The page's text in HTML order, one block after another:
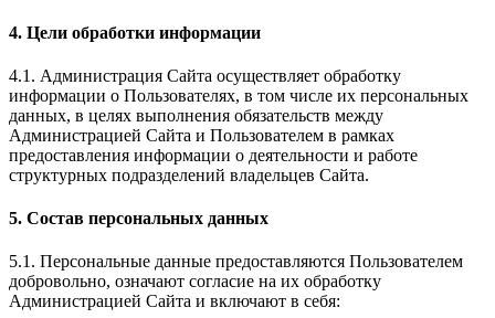
4. Цели обработки информации
4.1. Администрация Сайта осуществляет обработку
информации о Пользователях, в том числе их персональных
данных, в целях выполнения обязательств между
Администрацией Сайта и Пользователем в рамках
предоставления информации о деятельности и работе
структурных подразделений владельцев Сайта.
5. Состав персональных данных
5.1. Персональные данные предоставляются Пользователем
добровольно, означают согласие на их обработку
Администрацией Сайта и включают в себя: